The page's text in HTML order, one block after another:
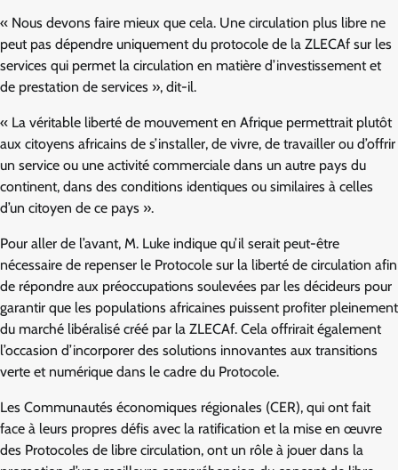
« Nous devons faire mieux que cela. Une circulation plus libre ne
peut pas dépendre uniquement du protocole de la ZLECAf sur les
services qui permet la circulation en matière d’investissement et
de prestation de services », dit-il.
« La véritable liberté de mouvement en Afrique permettrait plutôt
aux citoyens africains de s’installer, de vivre, de travailler ou d’offrir
un service ou une activité commerciale dans un autre pays du
continent, dans des conditions identiques ou similaires à celles
d’un citoyen de ce pays ».
Pour aller de l’avant, M. Luke indique qu’il serait peut-être
nécessaire de repenser le Protocole sur la liberté de circulation afin
de répondre aux préoccupations soulevées par les décideurs pour
garantir que les populations africaines puissent profiter pleinement
du marché libéralisé créé par la ZLECAf. Cela offrirait également
l’occasion d’incorporer des solutions innovantes aux transitions
verte et numérique dans le cadre du Protocole.
Les Communautés économiques régionales (CER), qui ont fait
face à leurs propres défis avec la ratification et la mise en œuvre
des Protocoles de libre circulation, ont un rôle à jouer dans la